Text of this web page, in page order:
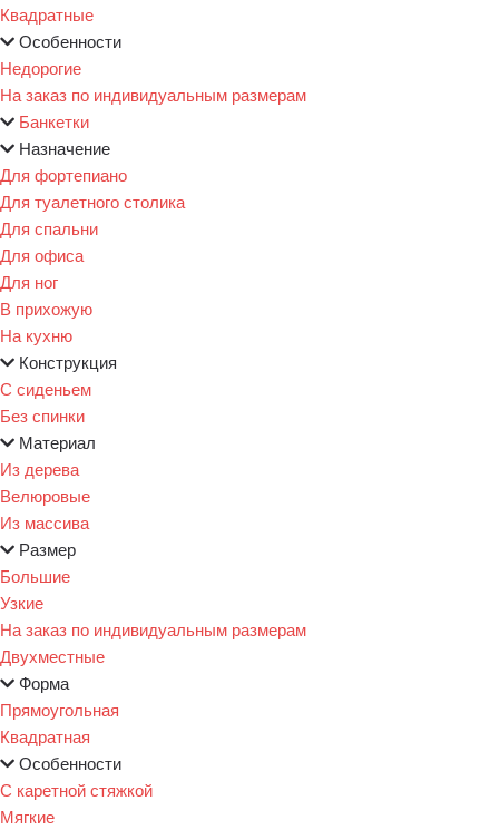
Квадратные
Особенности
Недорогие
На заказ по индивидуальным размерам
Банкетки
Назначение
Для фортепиано
Для туалетного столика
Для спальни
Для офиса
Для ног
В прихожую
На кухню
Конструкция
С сиденьем
Без спинки
Материал
Из дерева
Велюровые
Из массива
Размер
Большие
Узкие
На заказ по индивидуальным размерам
Двухместные
Форма
Прямоугольная
Квадратная
Особенности
С каретной стяжкой
Мягкие